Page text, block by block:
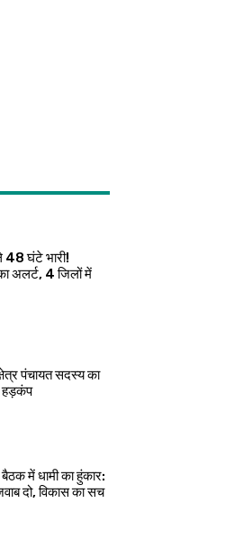
48 घंटे भारी!
अलर्ट, 4 जिलों में
पंचायत सदस्य का
हड़कंप
में धामी का हुंकार:
दो, विकास का सच